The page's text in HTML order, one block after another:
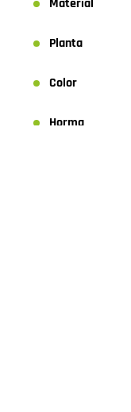
Material
Planta
Color
Horma